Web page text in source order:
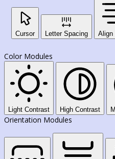
Cursor Letter Spacing Align
Color Modules
Light Contrast High Contrast
Orientation Modules